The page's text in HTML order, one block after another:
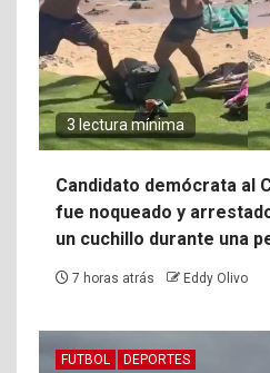
3 lectura mínima
Candidato demócrata al
fue noqueado y
un cuchillo durante una
7 horas atrás Eddy Olivo
FUTBOL DEPORTES